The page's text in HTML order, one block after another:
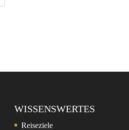
WISSENSWERTES
Reiseziele